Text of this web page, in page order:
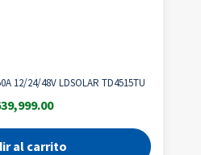
12/24/48V LDSOLAR TD4515TU
al carrito